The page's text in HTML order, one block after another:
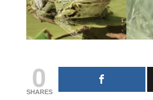
0
SHARES